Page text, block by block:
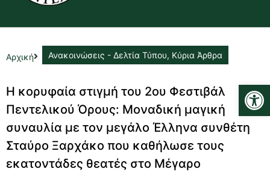
Αρχική Ανακοινώσεις - Δελτία Τύπου, Κύρια Άρθρα
Η κορυφαία στιγμή του 2ου Φεστιβάλ
Πεντελικού Όρους: Μοναδική μαγική
συναυλία με τον μεγάλο Έλληνα συνθέτη
Σταύρο Ξαρχάκο που καθήλωσε τους
εκατοντάδες θεατές στο Μέγαρο